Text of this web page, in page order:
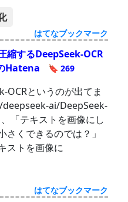
はてなブックマーク
縮するDeepSeek-OCR
Hatena
🔖 269
OCRというのが出てま
ai/DeepSeek-
「テキストを画像にし
さくできるのでは？」
ストを画像に
はてなブックマーク